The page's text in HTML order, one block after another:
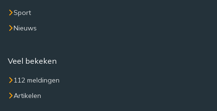
Sport
Nieuws
Veel bekeken
112 meldingen
Artikelen